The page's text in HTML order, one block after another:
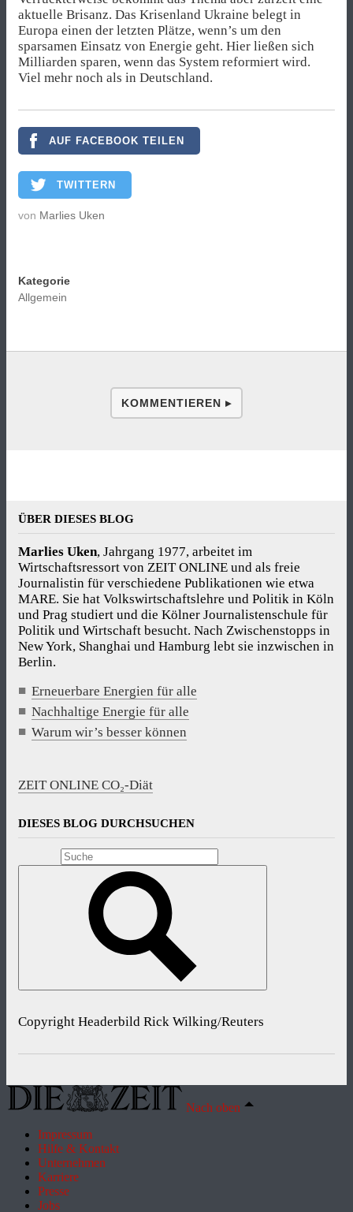
aktuelle Brisanz. Das Krisenland Ukraine belegt in
Europa einen der letzten Plätze, wenn’s um den
sparsamen Einsatz von Energie geht. Hier ließen sich
Milliarden sparen, wenn das System reformiert wird.
Viel mehr noch als in Deutschland.
AUF FACEBOOK TEILEN
TWITTERN
von Marlies Uken
Kategorie
Allgemein
KOMMENTIEREN ▸
ÜBER DIESES BLOG
Marlies Uken, Jahrgang 1977, arbeitet im
Wirtschaftsressort von ZEIT ONLINE und als freie
Journalistin für verschiedene Publikationen wie etwa
MARE. Sie hat Volkswirtschaftslehre und Politik in Köln
und Prag studiert und die Kölner Journalistenschule für
Politik und Wirtschaft besucht. Nach Zwischenstopps in
New York, Shanghai und Hamburg lebt sie inzwischen in
Berlin.
Erneuerbare Energien für alle
Nachhaltige Energie für alle
Warum wir’s besser können
ZEIT ONLINE CO₂-Diät
DIESES BLOG DURCHSUCHEN
Copyright Headerbild Rick Wilking/Reuters
Nach oben
Impressum
Hilfe & Kontakt
Unternehmen
Karriere
Presse
Jobs